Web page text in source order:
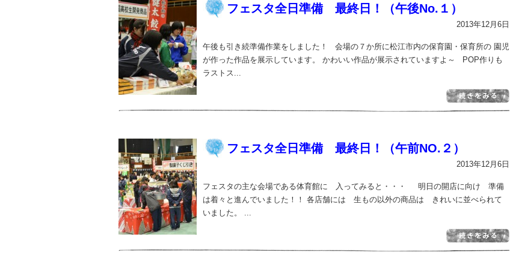
フェスタ全日準備 最終日！（午後No.１）
2013年12月6日
午後も引き続準備作業をしました！ 会場の７か所に松江市内の保育園・保育所の 園児
が作った作品を展示しています。 かわいい作品が展示されていますよ～ POP作りも
ラストス...
フェスタ全日準備 最終日！（午前NO.２）
2013年12月6日
フェスタの主な会場である体育館に 入ってみると・・・ 明日の開店に向け 準備
は着々と進んでいました！！ 各店舗には 生もの以外の商品は きれいに並べられて
いました。 ...